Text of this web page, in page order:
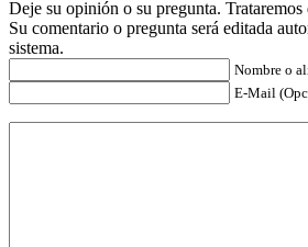
Deje su opinión o su pregunta. Trataremos
Su comentario o pregunta será editada
sistema.
Nombre o
E-Mail